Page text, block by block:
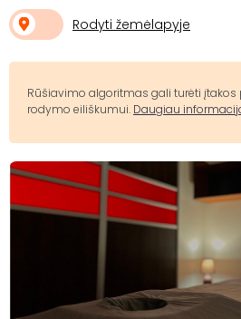
Rodyti žemėlapyje
Rūšiavimo algoritmas gali turėti
rodymo eiliškumui. Daugiau